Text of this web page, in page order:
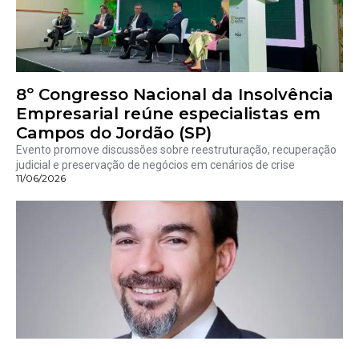
8º Congresso Nacional da Insolvência
Empresarial reúne especialistas em
Campos do Jordão (SP)
Evento promove discussões sobre reestruturação, recuperação
judicial e preservação de negócios em cenários de crise
11/06/2026